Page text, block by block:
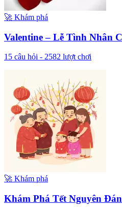
🚀 Khám phá
Valentine – Lễ Tình Nhân
15 câu hỏi - 2582 lượt chơi
🚀 Khám phá
Khám Phá Tết Nguyên